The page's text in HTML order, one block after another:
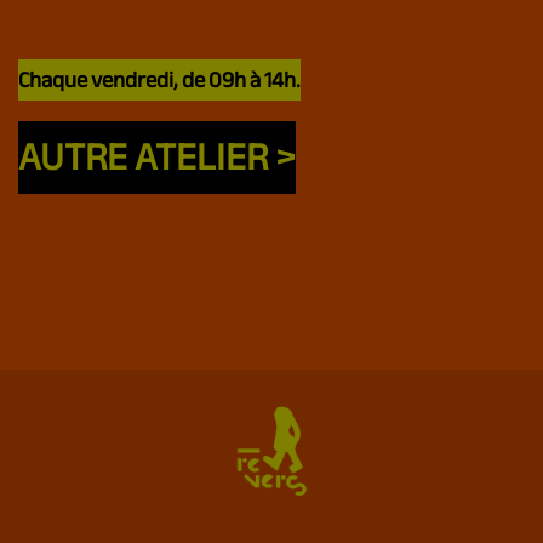
Chaque vendredi, de 09h à 14h.
AUTRE ATELIER >